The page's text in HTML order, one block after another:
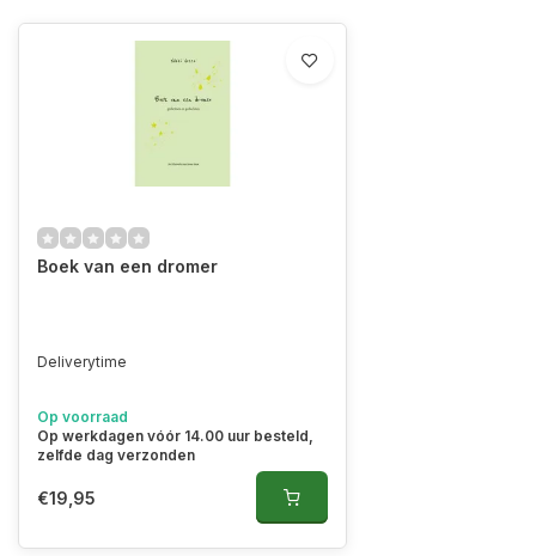
Boek van een dromer
Deliverytime
Op voorraad
Op werkdagen vóór 14.00 uur besteld,
zelfde dag verzonden
€19,95